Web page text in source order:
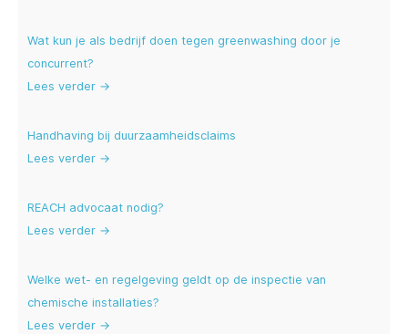
Wat kun je als bedrijf doen tegen greenwashing door je
concurrent?
Lees verder →
Handhaving bij duurzaamheidsclaims
Lees verder →
REACH advocaat nodig?
Lees verder →
Welke wet- en regelgeving geldt op de inspectie van
chemische installaties?
Lees verder →